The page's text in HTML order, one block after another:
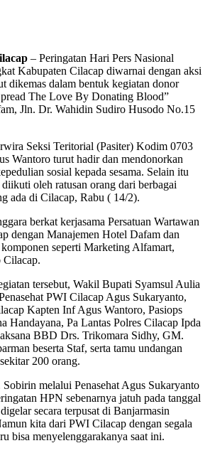
– Peringatan Hari Pers Nasional
Kabupaten Cilacap diwarnai dengan aksi
dikemas dalam bentuk kegiatan donor
The Love By Donating Blood”
Jln. Dr. Wahidin Sudiro Husodo No.15
Seksi Teritorial (Pasiter) Kodim 0703
Wantoro turut hadir dan mendonorkan
sosial kepada sesama. Selain itu
oleh ratusan orang dari berbagai
ada di Cilacap, Rabu ( 14/2).
berkat kerjasama Persatuan Wartawan
dengan Manajemen Hotel Dafam dan
seperti Marketing Alfamart,
Cilacap.
tersebut, Wakil Bupati Syamsul Aulia
PWI Cilacap Agus Sukaryanto,
Kapten Inf Agus Wantoro, Pasiops
Handayana, Pa Lantas Polres Cilacap Ipda
BBD Drs. Trikomara Sidhy, GM.
beserta Staf, serta tamu undangan
200 orang.
melalui Penasehat Agus Sukaryanto
HPN sebenarnya jatuh pada tanggal
secara terpusat di Banjarmasin
kita dari PWI Cilacap dengan segala
bisa menyelenggarakanya saat ini.